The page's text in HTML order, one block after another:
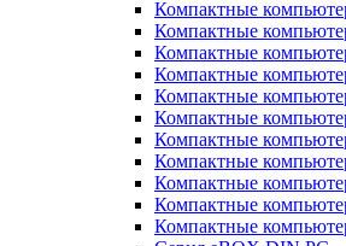
Компактные
Компактные
Компактные
Компактные
Компактные
Компактные
Компактные
Компактные
Компактные
Компактные
Компактные